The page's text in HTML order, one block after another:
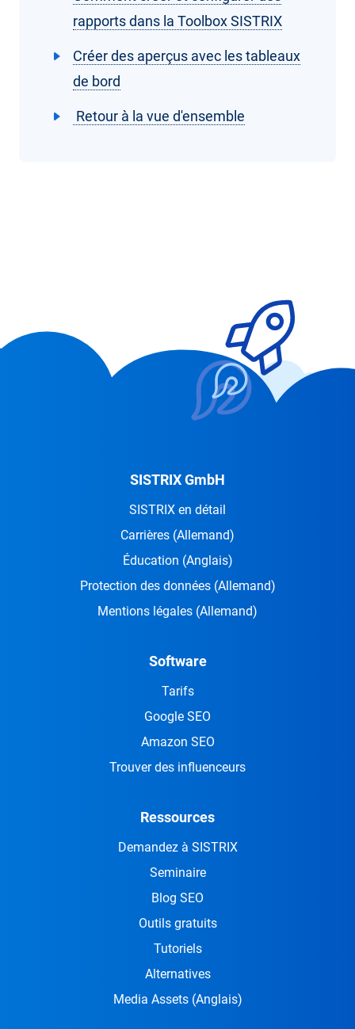
rapports dans la Toolbox SISTRIX
Créer des aperçus avec les tableaux
de bord
Retour à la vue d'ensemble
SISTRIX GmbH
SISTRIX en détail
Carrières (Allemand)
Éducation (Anglais)
Protection des données (Allemand)
Mentions légales (Allemand)
Software
Tarifs
Google SEO
Amazon SEO
Trouver des influenceurs
Ressources
Demandez à SISTRIX
Seminaire
Blog SEO
Outils gratuits
Tutoriels
Alternatives
Media Assets (Anglais)